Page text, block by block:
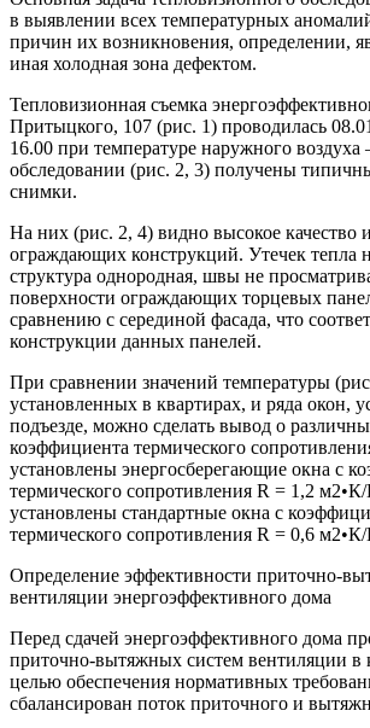
в выявлении всех температурных
причин их возникновения, определении,
иная холодная зона дефектом.
Тепловизионная съемка
Притыцкого, 107 (рис. 1) проводилась
16.00 при температуре наружного
обследовании (рис. 2, 3) получены
снимки.
На них (рис. 2, 4) видно высокое качество
ограждающих конструкций. Утечек тепла
структура однородная, швы не
поверхности ограждающих торцевых
сравнению с серединой фасада, что
конструкции данных панелей.
При сравнении значений температуры
установленных в квартирах, и ряда окон,
подъезде, можно сделать вывод о
коэффициента термического
установлены энергосберегающие окна с
термического сопротивления R = 1,2
установлены стандартные окна с
термического сопротивления R = 0,6 м2•К/
Определение эффективности приточно-
вентиляции энергоэффективного дома
Перед сдачей энергоэффективного дома
приточно-вытяжных систем вентиляции в
целью обеспечения нормативных
сбалансирован поток приточного и